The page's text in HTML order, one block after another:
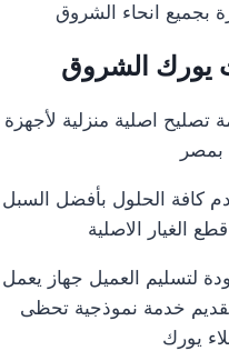
بجميع انحاء الشروق
يورك الشروق
تصليح اصلية منزلية لأجهزة
كافة الحلول بأفضل السبل
الغيار الاصلية
لتسليم العميل جهاز يعمل
خدمة نموذجية تحظى
يورك